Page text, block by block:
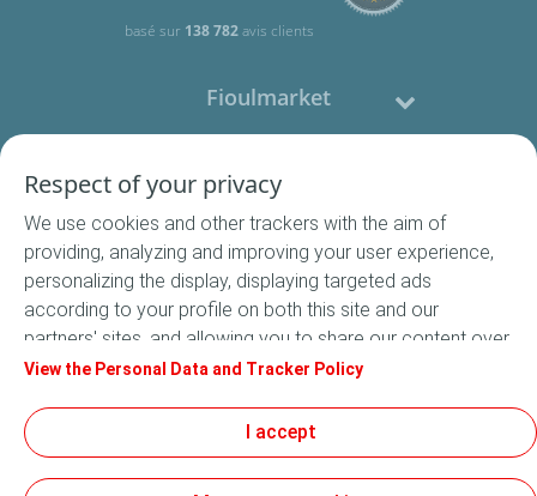
basé sur 138 782avis clients
Fioulmarket
Nous contacter
Suivez-nous
Conditions Générales de Vente
Respect of your privacy
We use cookies and other trackers with the aim of
providing, analyzing and improving your user experience,
personalizing the display, displaying targeted ads
according to your profile on both this site and our
partners' sites, and allowing you to share our content over
social media. In accordance with French legislation,
default. You can change your cookie settings at any time
by clicking on the "Manage my cookies" button. By clicking
on the "Accept" button, you agree that we may store all
View the Personal Data and Tracker Policy
I accept